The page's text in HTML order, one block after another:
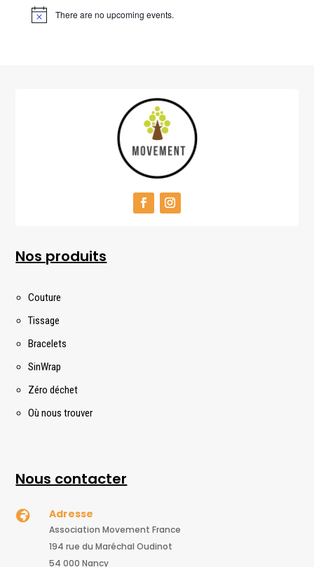
There are no upcoming events.
Nos produits
Couture
Tissage
Bracelets
SinWrap
Zéro déchet
Où nous trouver
Nous contacter
 Adresse
Association Movement France
194 rue du Maréchal Oudinot
54 000 Nancy